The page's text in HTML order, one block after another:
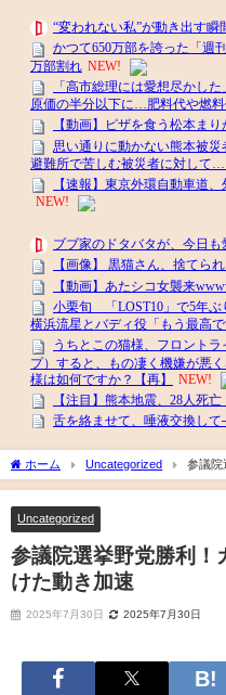
ホーム Uncategorized
参議院
動き加速
Uncategorized
参議院選挙野党勝利！
けた動き加速
2025年7月30日 2025年7月30日